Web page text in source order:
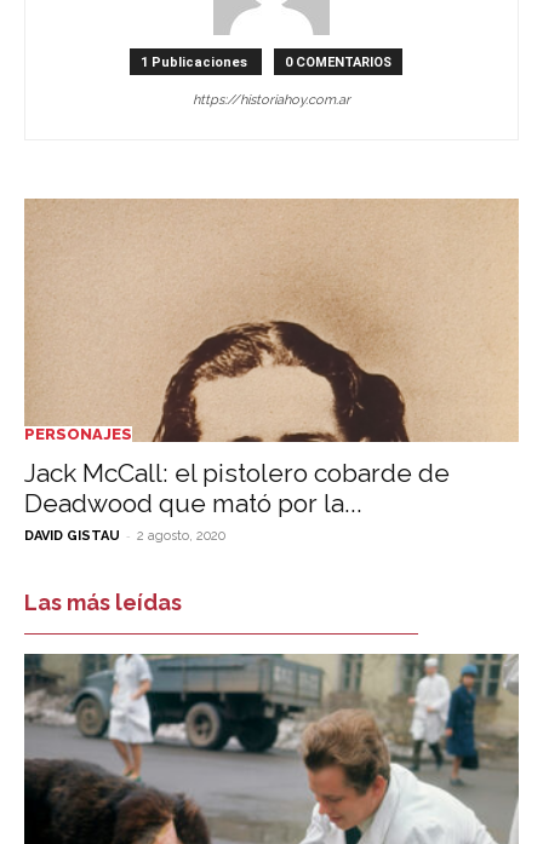
1 Publicaciones 0 COMENTARIOS
https://historiahoy.com.ar
PERSONAJES
Jack McCall: el pistolero cobarde de
Deadwood que mató por la...
DAVID GISTAU - 2 agosto, 2020
Las más leídas